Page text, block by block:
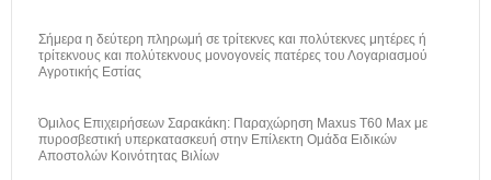
Σήμερα η δεύτερη πληρωμή σε τρίτεκνες και πολύτεκνες μητέρες ή
τρίτεκνους και πολύτεκνους μονογονείς πατέρες του Λογαριασμού
Αγροτικής Εστίας
Όμιλος Επιχειρήσεων Σαρακάκη: Παραχώρηση Maxus T60 Max με
πυροσβεστική υπερκατασκευή στην Επίλεκτη Ομάδα Ειδικών
Αποστολών Κοινότητας Βιλίων